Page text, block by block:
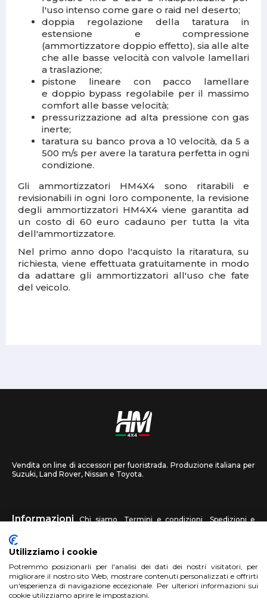
l'uso intenso come gare o raid nel deserto;
doppia regolazione della taratura in
estensione e compressione
(ammortizzatore doppio effetto), sia alle alte
che alle basse velocità con valvole lamellari
a traslazione;
pistone lineare con pacco lamellare
e doppio bypass regolabile per il massimo
comfort alle basse velocità;
pressurizzazione ad alta pressione con gas
inerte;
taratura su banco provaa 10 velocità, da 5 a
500 m/s per avere la taratura perfetta in ogni
condizione.
Gli ammortizzatori HM4X4 sono ritarabili e
revisionabili in ogni loro componente, la revisione
degli ammortizzatori HM4X4viene garantita ad
un costo di 60 euro cadauno per tutta la vita
dell'ammortizzatore.
Nel primo anno dopo l'acquisto la ritaratura, su
richiesta, viene effettuatagratuitamentein modo
da adattare gli ammortizzatori all'uso che fate
del veicolo.
Vendita on line di accessori per fuoristrada. Produzione italiana per
Suzuki, Land Rover, Nissan e Toyota.
Informazioni Chi siamo Termini e condizioni
Spedizioni e
recessi
HM4X4 FAQ Centri assistenza Invia una foto
Utilizziamo i cookie
Potremmo posizionarli per l'analisi dei dati dei nostri visitatori, per
migliorare il nostro sito Web, mostrare contenuti personalizzati e offrirti
un'esperienza di navigazione eccezionale. Per ulteriori informazioni sui
cookie utilizziamo aprire le impostazioni.